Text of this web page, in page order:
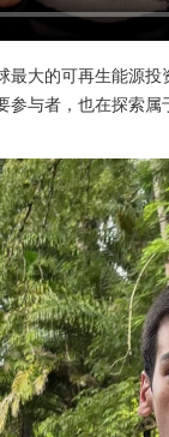
大的可再生能源
与者，也在探索